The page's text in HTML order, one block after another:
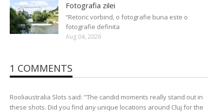
Fotografia zilei
“Retoric vorbind, o fotografie buna este o
fotografie definita
Aug 04, 2026
1 COMMENTS
Rooliaustralia Slots said: "The candid moments really stand out in
these shots. Did you find any unique locations around Cluj for the